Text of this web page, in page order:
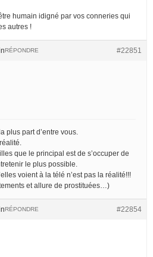
humain idigné par vos conneries qui
autres !
#22851
RÉPONDRE
plus part d’entre vous.
que le principal est de s’occuper de
le plus possible.
voient à la télé n’est pas la réalité!!!
et allure de prostituées…)
#22854
RÉPONDRE